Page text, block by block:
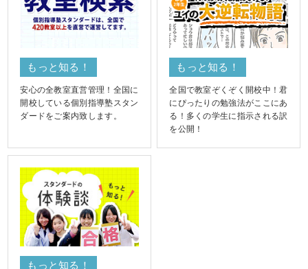
もっと知る！
安心の全教室直営管理！全国に
開校している個別指導塾スタン
ダードをご案内致します。
もっと知る！
全国で教室ぞくぞく開校中！君
にぴったりの勉強法がここにあ
る！多くの学生に指示される訳
を公開！
もっと知る！